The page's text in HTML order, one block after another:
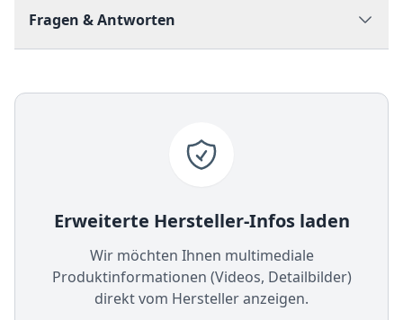
Fragen & Antworten
Erweiterte Hersteller-Infos laden
Wir möchten Ihnen multimediale
Produktinformationen (Videos, Detailbilder)
direkt vom Hersteller anzeigen.